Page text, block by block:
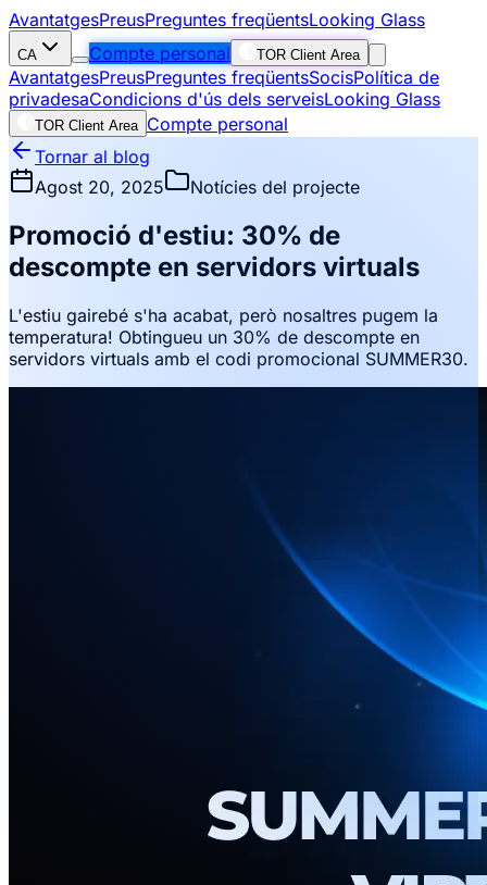
AvantatgesPreusPreguntes freqüentsLooking Glass
CA Compte personal TOR Client Area
AvantatgesPreusPreguntes freqüentsSocisPolítica de
privadesaCondicions d'ús dels serveisLooking Glass
TOR Client Area Compte personal
Tornar al blog
Agost 20, 2025
Notícies del projecte
Promoció d'estiu: 30% de
descompte en servidors virtuals
L'estiu gairebé s'ha acabat, però nosaltres pugem la
temperatura! Obtingueu un 30% de descompte en
servidors virtuals amb el codi promocional SUMMER30.